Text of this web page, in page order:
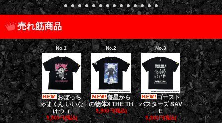
売れ筋商品
No.1
おぼっち
ゃまくん いいな
けつ（
5,500円(税込)
No.2
遊星から
の物体X THE TH
5,500円(税込)
No.3
ゴースト
バスターズ SAV
E
5,500円(税込)
No.4
ゴー
バスターズ
ージャ
5,500円(税